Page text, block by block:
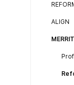
ALIGN